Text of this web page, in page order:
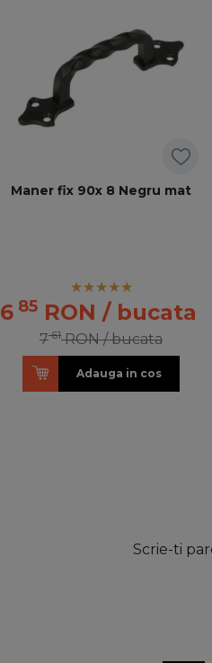
Maner fix 90x 8 Negru mat
6 85 RON / bucata
761 RON / bucata
Adauga in cos
Scrie-ti